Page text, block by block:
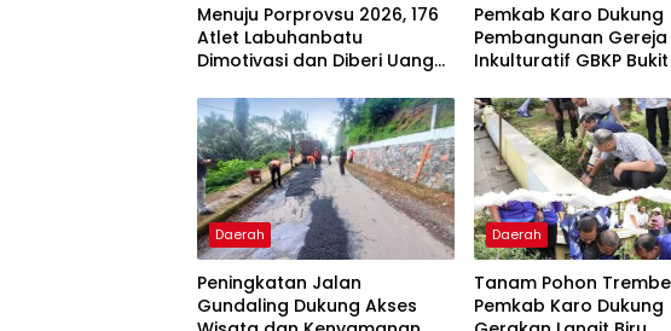
Menuju Porprovsu 2026, 176
Atlet Labuhanbatu
Dimotivasi dan Diberi Uang
Pemkab Karo Dukung
Pembangunan Gereja
Inkulturatif GBKP
Daerah
Peningkatan Jalan
Gundaling Dukung Akses
Daerah
Tanam Pohon
Pemkab Karo Dukung